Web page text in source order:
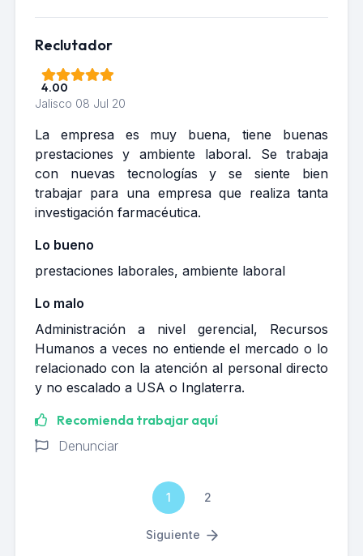
Reclutador
4.00
Jalisco 08 Jul 20
La empresa es muy buena, tiene buenas
prestaciones y ambiente laboral. Se trabaja
con nuevas tecnologías y se siente bien
trabajar para una empresa que realiza tanta
investigación farmacéutica.
Lo bueno
prestaciones laborales, ambiente laboral
Lo malo
Administración a nivel gerencial, Recursos
Humanos a veces no entiende el mercado o lo
relacionado con la atención al personal directo
y no escalado a USA o Inglaterra.
Recomienda trabajar aquí
Denunciar
1 2
Siguiente